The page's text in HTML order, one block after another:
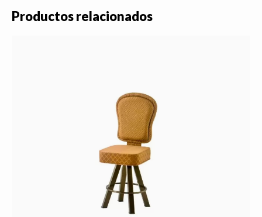
Productos relacionados